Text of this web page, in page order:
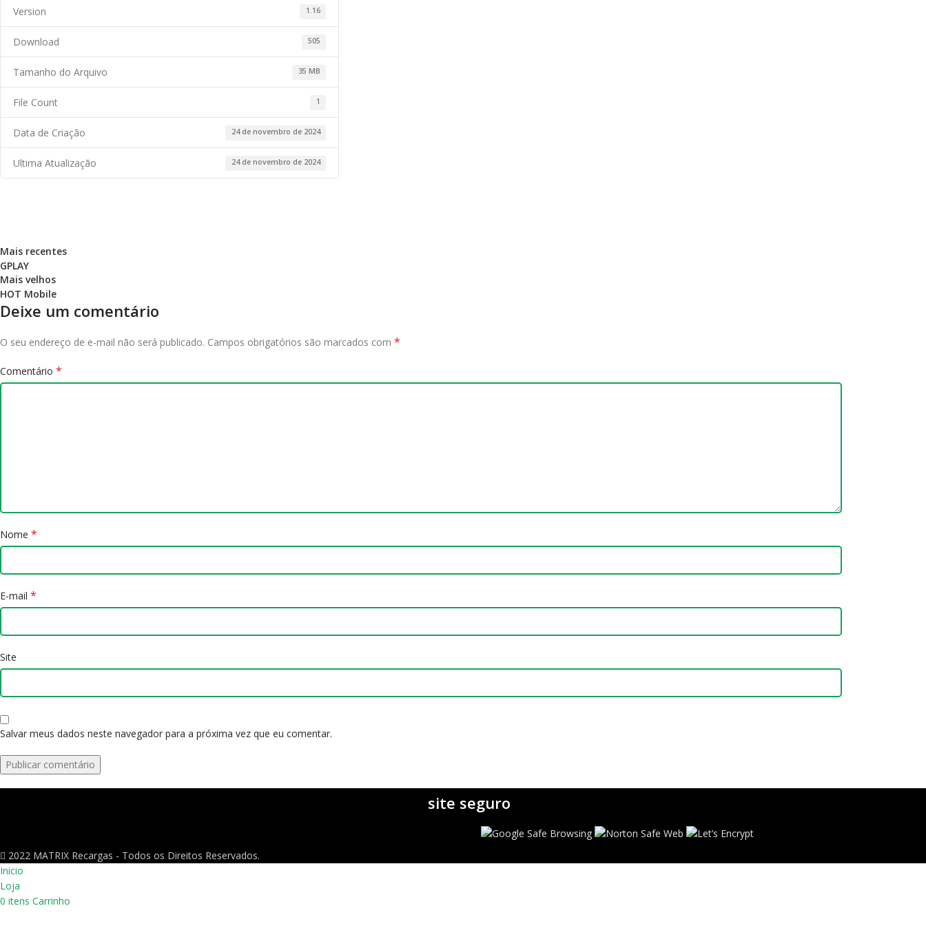
Version 1.16
Download 505
Tamanho do Arquivo 35 MB
File Count 1
Data de Criação 24 de novembro de 2024
Ultima Atualização 24 de novembro de 2024
Mais recentes
GPLAY
Mais velhos
HOT Mobile
Deixe um comentário
O seu endereço de e-mail não será publicado. Campos obrigatórios são marcados com *
Comentário *
Nome *
E-mail *
Site
Salvar meus dados neste navegador para a próxima vez que eu comentar.
site seguro
2022 MATRIX Recargas - Todos os Direitos Reservados.
Inicio
Loja
0 itens Carrinho